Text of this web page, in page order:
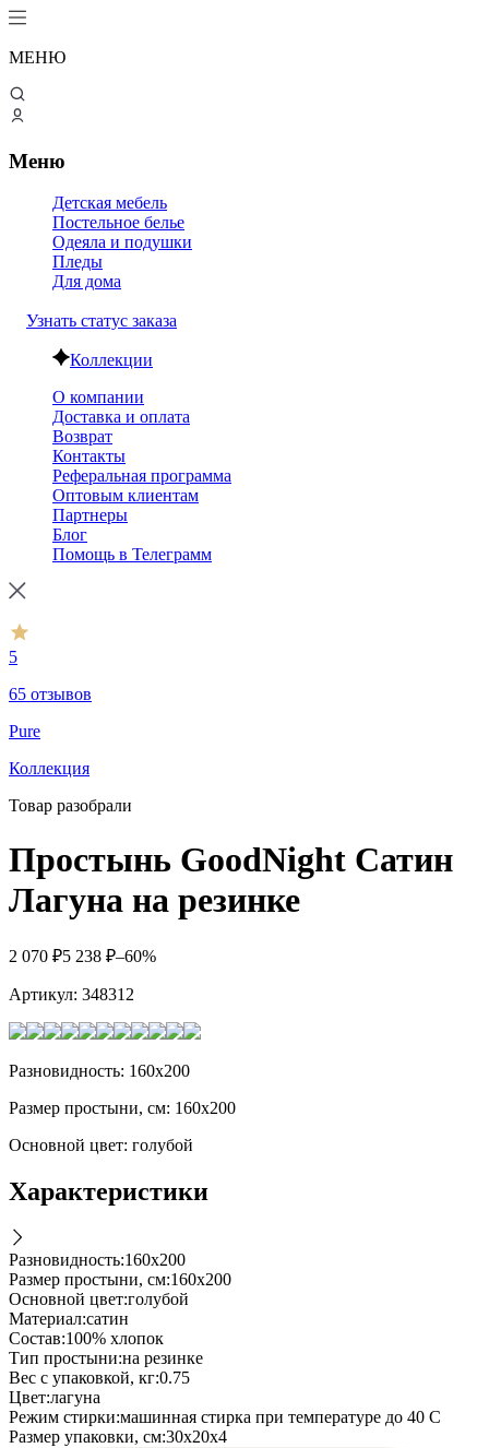
МЕНЮ
Меню
Детская мебель
Постельное белье
Одеяла и подушки
Пледы
Для дома
Узнать статус заказа
Коллекции
О компании
Доставка и оплата
Возврат
Контакты
Реферальная программа
Оптовым клиентам
Партнеры
Блог
Помощь в Телеграмм
5
65 отзывов
Pure
Коллекция
Товар разобрали
Простынь GoodNight Сатин
Лагуна на резинке
2 070 ₽5 238 ₽–60%
Артикул: 348312
Разновидность: 160x200
Размер простыни, см: 160х200
Основной цвет: голубой
Характеристики
Разновидность:160x200
Размер простыни, см:160х200
Основной цвет:голубой
Материал:сатин
Состав:100% хлопок
Тип простыни:на резинке
Вес с упаковкой, кг:0.75
Цвет:лагуна
Режим стирки:машинная стирка при температуре до 40 С
Размер упаковки, см:30х20х4